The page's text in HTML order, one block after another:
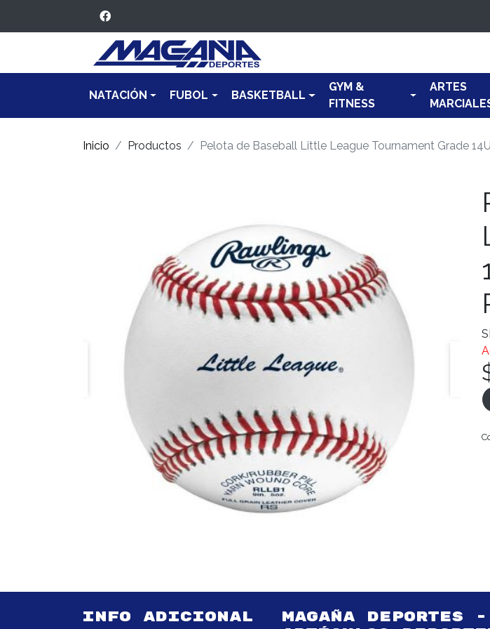
NATACIÓN FUBOL BASKETBALL
GYM &
FITNESS
ARTES
Inicio Productos Pelota de Baseball Little League Tournament Grade
INFO ADICIONAL
MAGAÑA